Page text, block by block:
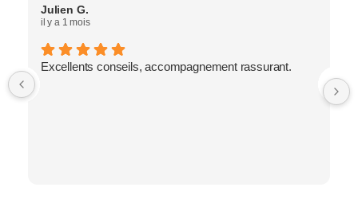
Julien G.
il y a 1 mois
Excellents conseils, accompagnement rassurant.